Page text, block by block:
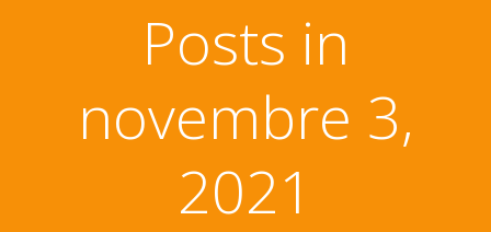
Posts in
novembre 3,
2021